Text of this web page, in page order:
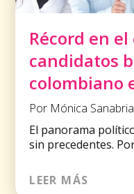
Récord en
candidatos
colombiano
Por Mónica
El panorama
sin precedentes.
LEER MÁS